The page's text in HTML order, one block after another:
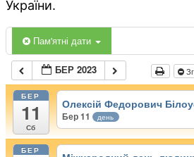
України.
Пам'ятні дати
БЕР 2023
БЕР
11
Сб
Олексій Федорович
Бер 11 день
БЕР